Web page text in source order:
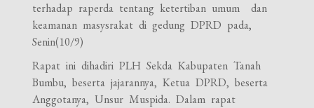
terhadap raperda tentang ketertiban umum dan
keamanan masysrakat di gedung DPRD pada,
Senin(10/9)
Rapat ini dihadiri PLH Sekda Kabupaten Tanah
Bumbu, beserta jajarannya, Ketua DPRD, beserta
Anggotanya, Unsur Muspida. Dalam rapat